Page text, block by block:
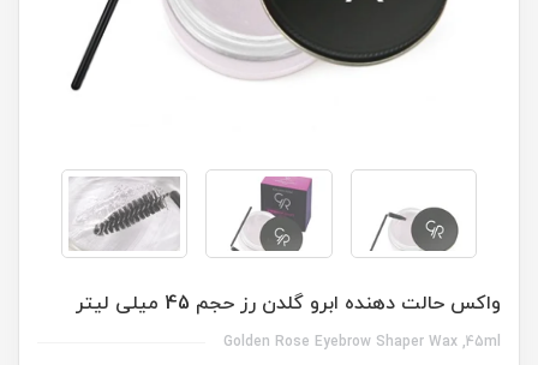
واکس حالت دهنده ابرو گلدن رز حجم 45 میلی لیتر
Golden Rose Eyebrow Shaper Wax ,45ml